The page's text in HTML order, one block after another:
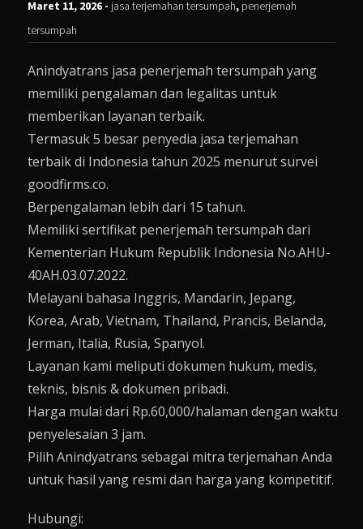
Maret 11, 2026 - jasa terjemahan tersumpah, penerjemah
tersumpah
Anindyatrans jasa penerjemah tersumpah yang
memiliki pengalaman dan legalitas untuk
memberikan layanan terbaik.
Termasuk 5 besar penyedia jasa terjemahan
terbaik di Indonesia tahun 2025 menurut survei
goodfirms.co.
Berpengalaman lebih dari 15 tahun.
Memiliki sertifikat penerjemah tersumpah dari
Kementerian Hukum Republik Indonesia No.AHU-
40AH.03.07.2022.
Melayani bahasa Inggris, Mandarin, Jepang,
Korea, Arab, Vietnam, Thailand, Prancis, Belanda,
Jerman, Italia, Rusia, Spanyol.
Layanan kami meliputi dokumen hukum, medis,
teknis, bisnis & dokumen pribadi.
Harga mulai dari Rp.60,000/halaman dengan waktu
penyelesaian 3 jam.
Pilih Anindyatrans sebagai mitra terjemahan Anda
untuk hasil yang resmi dan harga yang kompetitif.
Hubungi: